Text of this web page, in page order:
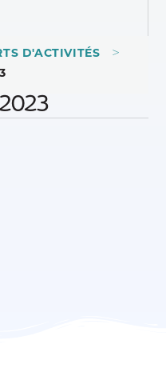
D'ACTIVITÉS >